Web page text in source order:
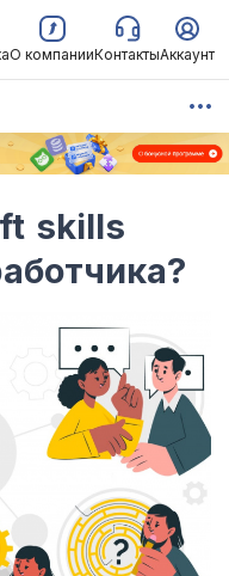
О компанииКонтактыАккаунт
skills